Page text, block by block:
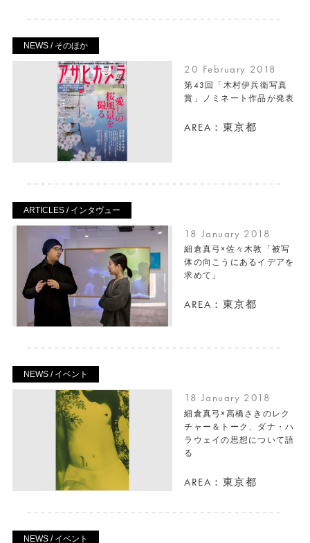
NEWS / そのほか
20 February 2018
第43回「木村伊兵衛写真
賞」ノミネート作品が発表
AREA：東京都
ARTICLES / インタヴュー
18 January 2018
細倉真弓×佐々木敦「被写
体の向こうにあるイデアを
求めて」
AREA：東京都
NEWS / イベント
18 January 2018
細倉真弓×高橋さきのレク
チャー＆トーク、ダナ・ハ
ラウェイの思想について語
る
AREA：東京都
NEWS / イベント